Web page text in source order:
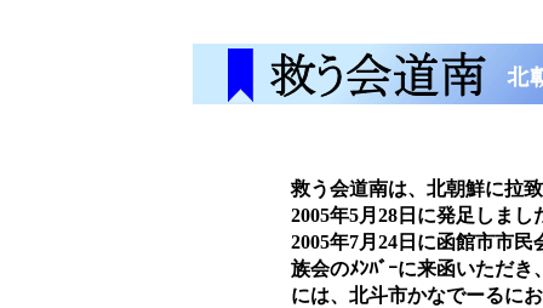
救う会道南は、北朝鮮に拉
2005年5月28日に発足しまし
2005年7月24日に函館市市
族会のﾒﾝﾊﾞｰに来函いただき
には、北斗市かなでーるに